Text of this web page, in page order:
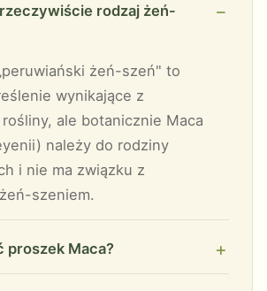
rodzaj żeń-
żeń-szeń" to
wynikające z
ale botanicznie Maca
należy do rodziny
i nie ma związku z
szeniem.
proszek Maca?